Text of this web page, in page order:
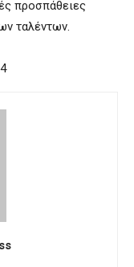
προσπάθειες
ταλέντων.